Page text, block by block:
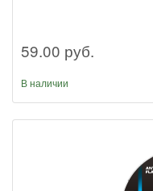
59.00 руб.
В наличии